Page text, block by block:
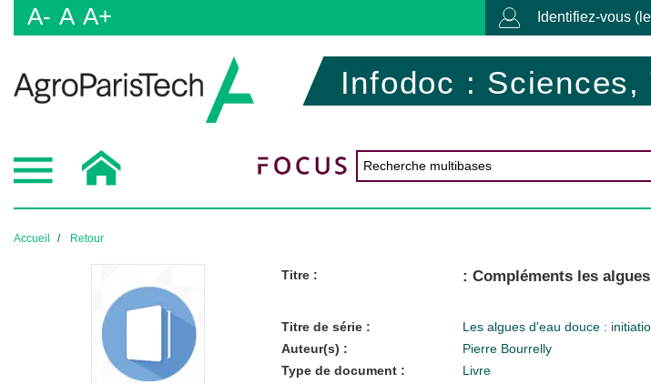
A- A A+ Identifiez-vous
Infodoc : Sciences,
Accueil Retour
Titre : : Compléments les
Titre de série : Les algues d'eau douce :
Auteur(s) :
Pierre Bourrelly
Type de document :
Livre